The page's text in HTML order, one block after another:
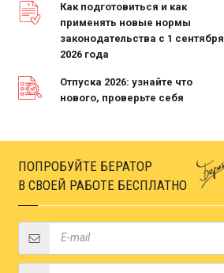
Как подготовиться и как
применять новые нормы
законодательства с 1 сентября
2026 года
Отпуска 2026: узнайте что
нового, проверьте себя
ПОПРОБУЙТЕ БЕРАТОР
В СВОЕЙ РАБОТЕ БЕСПЛАТНО